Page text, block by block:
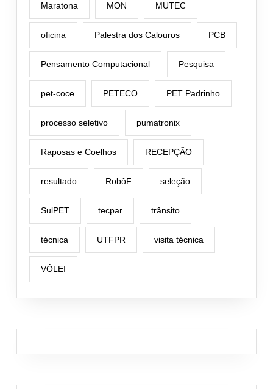
Maratona MON MUTEC
oficina Palestra dos Calouros PCB
Pensamento Computacional Pesquisa
pet-coce PETECO PET Padrinho
processo seletivo pumatronix
Raposas e Coelhos RECEPÇÃO
resultado RobôF seleção
SulPET tecpar trânsito
técnica UTFPR visita técnica
VÔLEI